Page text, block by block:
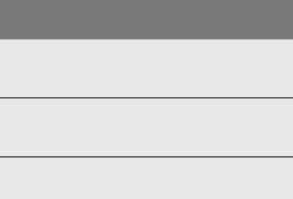
k